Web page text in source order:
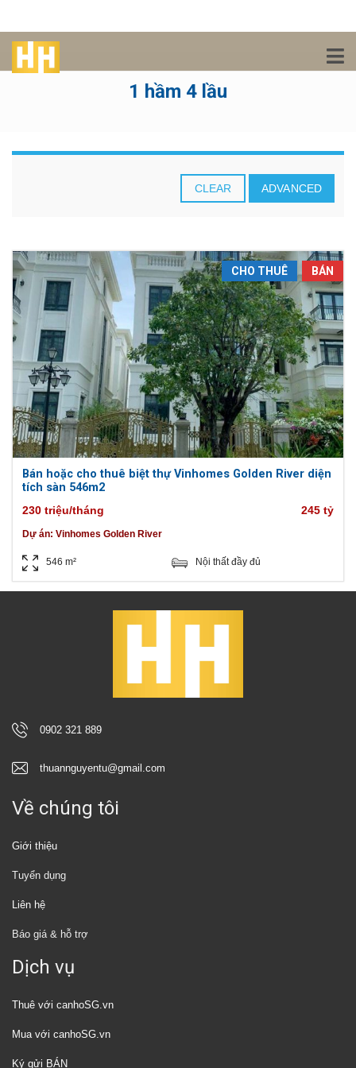
1 hầm 4 lầu
CLEAR ADVANCED
BÁN
CHO THUÊ
Bán hoặc cho thuê biệt thự Vinhomes Golden River diện
tích sàn 546m2
230 triệu/tháng 245 tỷ
Dự án: Vinhomes Golden River
546 m² Nội thất đầy đủ
0902 321 889
thuannguyentu@gmail.com
Về chúng tôi
Giới thiệu
Tuyển dụng
Liên hệ
Báo giá & hỗ trợ
Dịch vụ
Thuê với canhoSG.vn
Mua với canhoSG.vn
Ký gửi BÁN